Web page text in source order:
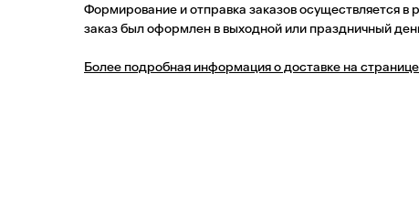
Формирование и отправка заказов осуществляется
заказ был оформлен в выходной или праздничный
Более подробная информация о доставке на